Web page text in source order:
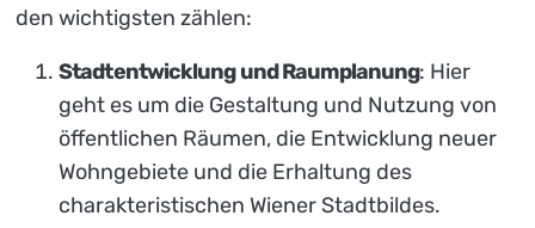
den wichtigsten zählen:
Stadtentwicklung und Raumplanung: Hier
geht es um die Gestaltung und Nutzung von
öffentlichen Räumen, die Entwicklung neuer
Wohngebiete und die Erhaltung des
charakteristischen Wiener Stadtbildes.